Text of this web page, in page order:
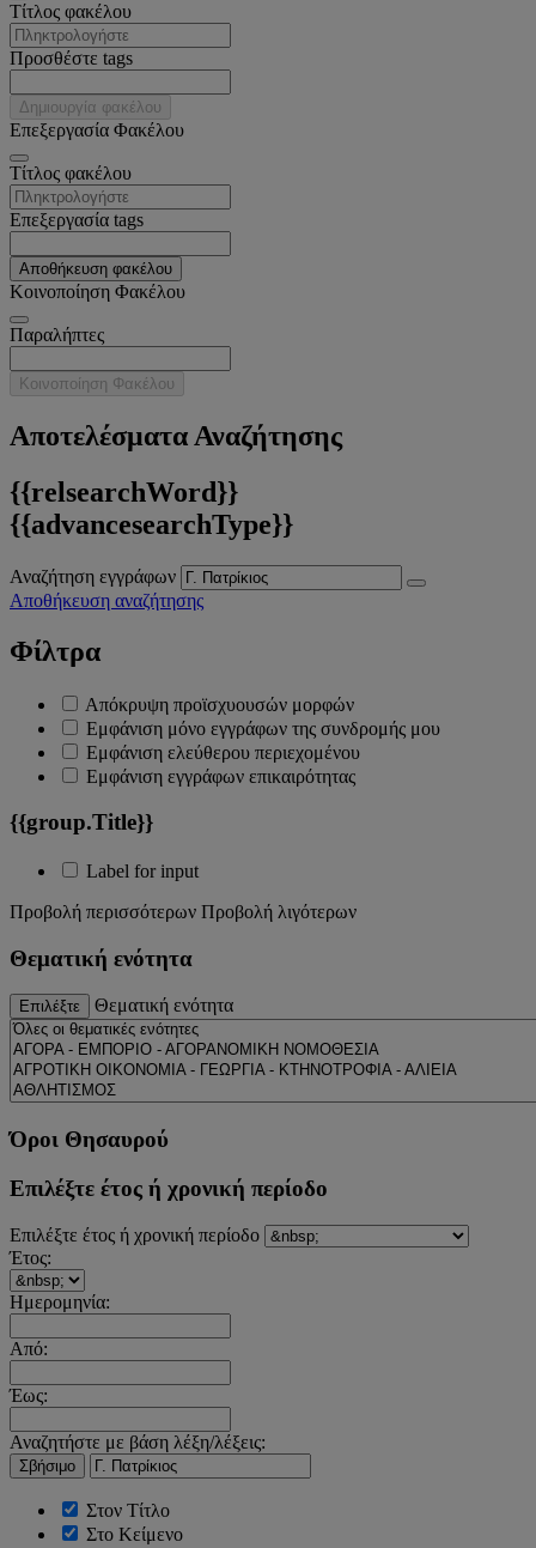
Tίτλος φακέλου
Προσθέστε tags
Δημιουργία φακέλου
Επεξεργασία Φακέλου
Tίτλος φακέλου
Επεξεργασία tags
Αποθήκευση φακέλου
Κοινοποίηση Φακέλου
Παραλήπτες
Κοινοποίηση Φακέλου
Αποτελέσματα Αναζήτησης
{{relsearchWord}}
{{advancesearchType}}
Αναζήτηση εγγράφων
Αποθήκευση αναζήτησης
Φίλτρα
Απόκρυψη προϊσχυουσών μορφών
Εμφάνιση μόνο εγγράφων της συνδρομής μου
Εμφάνιση ελεύθερου περιεχομένου
Εμφάνιση εγγράφων επικαιρότητας
{{group.Title}}
Label for input
Προβολή περισσότερων Προβολή λιγότερων
Θεματική ενότητα
Επιλέξτε Θεματική ενότητα
Όροι Θησαυρού
Επιλέξτε έτος ή χρονική περίοδο
Επιλέξτε έτος ή χρονική περίοδο
Έτος:
Ημερομηνία:
Από:
Έως:
Αναζητήστε με βάση λέξη/λέξεις:
Σβήσιμο
Στον Τίτλο
Στο Κείμενο